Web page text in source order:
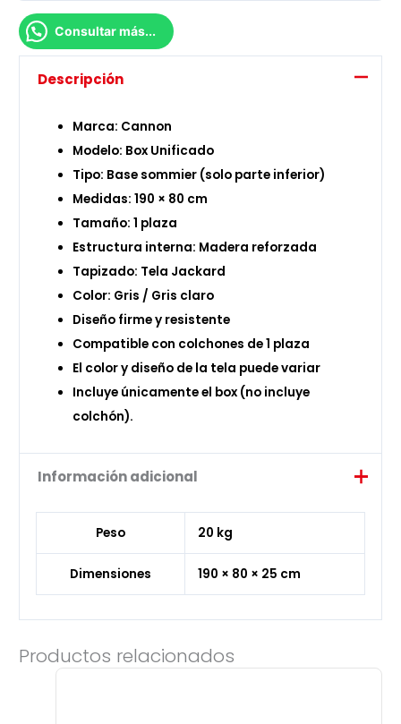
Consultar más...
Descripción
Marca: Cannon
Modelo: Box Unificado
Tipo: Base sommier (solo parte inferior)
Medidas: 190 × 80 cm
Tamaño: 1 plaza
Estructura interna: Madera reforzada
Tapizado: Tela Jackard
Color: Gris / Gris claro
Diseño firme y resistente
Compatible con colchones de 1 plaza
El color y diseño de la tela puede variar
Incluye únicamente el box (no incluye
colchón).
Información adicional
Peso 20 kg
Dimensiones 190 × 80 × 25 cm
Productos relacionados